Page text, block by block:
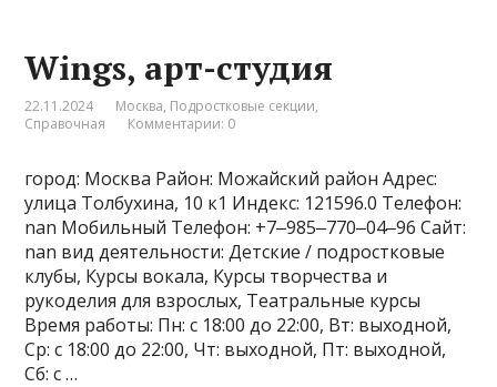
Wings, арт-студия
22.11.2024 Москва, Подростковые секции,
Справочная
Комментарии: 0
город: Москва Район: Можайский район Адрес:
улица Толбухина, 10 к1 Индекс: 121596.0 Телефон:
nan Мобильный Телефон: +7‒985‒770‒04‒96 Сайт:
nan вид деятельности: Детские / подростковые
клубы, Курсы вокала, Курсы творчества и
рукоделия для взрослых, Театральные курсы
Время работы: Пн: с 18:00 до 22:00, Вт: выходной,
Ср: с 18:00 до 22:00, Чт: выходной, Пт: выходной,
Сб: с …